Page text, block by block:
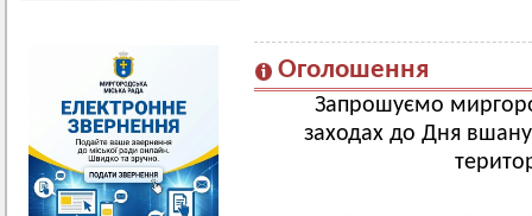
Оголошення
Запрошуємо
заходах до Дня